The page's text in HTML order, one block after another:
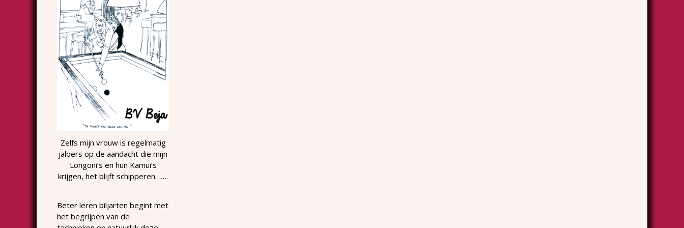
Zelfs mijn vrouw is regelmatig
jaloers op de aandacht die mijn
Longoni’s en hun Kamui’s
krijgen, het blijft schipperen…….
Beter leren biljarten begint met
het begrijpen van de